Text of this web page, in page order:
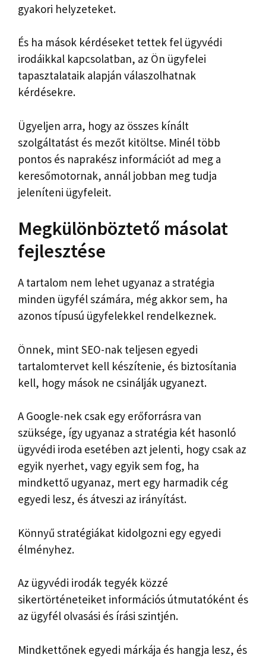
gyakori helyzeteket.
És ha mások kérdéseket tettek fel ügyvédi
irodáikkal kapcsolatban, az Ön ügyfelei
tapasztalataik alapján válaszolhatnak
kérdésekre.
Ügyeljen arra, hogy az összes kínált
szolgáltatást és mezőt kitöltse. Minél több
pontos és naprakész információt ad meg a
keresőmotornak, annál jobban meg tudja
jeleníteni ügyfeleit.
Megkülönböztető másolat
fejlesztése
A tartalom nem lehet ugyanaz a stratégia
minden ügyfél számára, még akkor sem, ha
azonos típusú ügyfelekkel rendelkeznek.
Önnek, mint SEO-nak teljesen egyedi
tartalomtervet kell készítenie, és biztosítania
kell, hogy mások ne csinálják ugyanezt.
A Google-nek csak egy erőforrásra van
szüksége, így ugyanaz a stratégia két hasonló
ügyvédi iroda esetében azt jelenti, hogy csak az
egyik nyerhet, vagy egyik sem fog, ha
mindkettő ugyanaz, mert egy harmadik cég
egyedi lesz, és átveszi az irányítást.
Könnyű stratégiákat kidolgozni egy egyedi
élményhez.
Az ügyvédi irodák tegyék közzé
sikertörténeteiket információs útmutatóként és
az ügyfél olvasási és írási szintjén.
Mindkettőnek egyedi márkája és hangja lesz, és